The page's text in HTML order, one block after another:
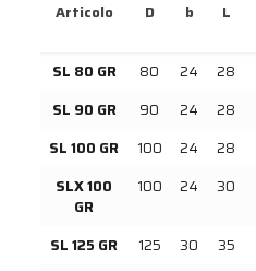
Articolo D b L
SL 80 GR
80 24 28
SL 90 GR
90 24 28
SL 100 GR
100 24 28
SLX 100
GR
100 24 30
SL 125 GR 125 30 35